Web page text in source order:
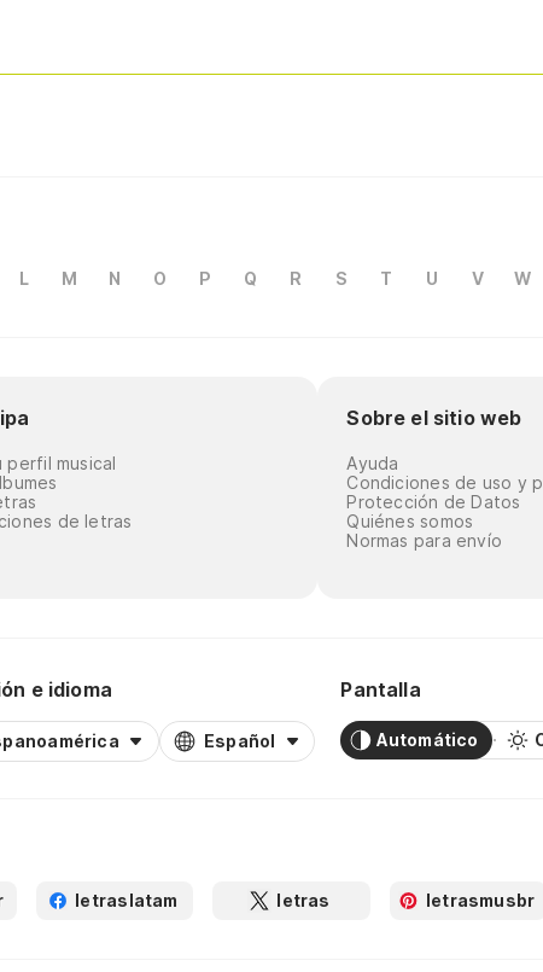
L M N O P Q R S T U V W
perfil musical
de letras
Sobre el sitio web
Ayuda
Condiciones de uso y
Protección de Datos
Quiénes somos
Normas para envío
e idioma
Español
Pantalla
Automático
letraslatam letras letrasmusbr